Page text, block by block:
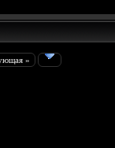
»